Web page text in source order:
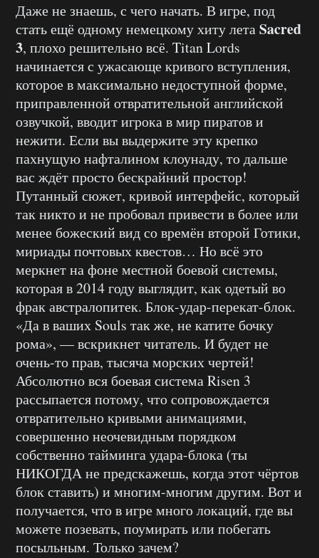
Даже не знаешь, с чего начать. В игре, под
стать ещё одному немецкому хиту летаSacred
3, плохо решительно всё. Titan Lords
начинается с ужасающе кривого вступления,
которое в максимально недоступной форме,
приправленной отвратительной английской
озвучкой, вводит игрока в мир пиратов и
нежити. Если вы выдержите эту крепко
пахнущую нафталином клоунаду, то дальше
вас ждёт просто бескрайний простор!
Путанный сюжет, кривой интерфейс, который
так никто и не пробовал привести в более или
менее божеский вид со времён второй Готики,
мириады почтовых квестов… Но всё это
меркнет на фоне местной боевой системы,
которая в 2014 году выглядит, как одетый во
фрак австралопитек. Блок-удар-перекат-блок.
«Да в ваших Souls так же, не катите бочку
рома», — вскрикнет читатель. И будет не
очень-то прав, тысяча морских чертей!
Абсолютно вся боевая система Risen 3
рассыпается потому, что сопровождается
отвратительно кривыми анимациями,
совершенно неочевидным порядком
собственно тайминга удара-блока (ты
НИКОГДА не предскажешь, когда этот чёртов
блок ставить) и многим-многим другим. Вот и
получается, что в игре много локаций, где вы
можете позевать, поумирать или побегать
посыльным. Только зачем?